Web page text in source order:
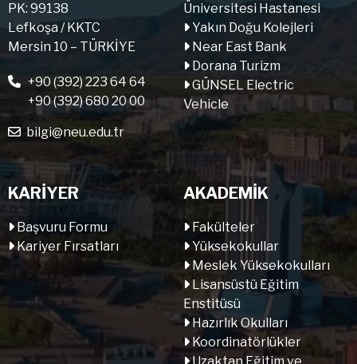
PK: 99138
Lefkoşa / KKTC
Mersin 10 – TÜRKİYE
+90 (392) 223 64 64
+90 (392) 680 20 00
bilgi@neu.edu.tr
Üniversitesi Hastanesi
Yakın Doğu Kolejleri
Near East Bank
Dorana Turizm
GÜNSEL Electric
Vehicle
KARİYER
Başvuru Formu
Kariyer Fırsatları
AKADEMİK
Fakülteler
Yüksekokullar
Meslek Yüksekokulları
Lisansüstü Eğitim
Enstitüsü
Hazırlık Okulları
Koordinatörlükler